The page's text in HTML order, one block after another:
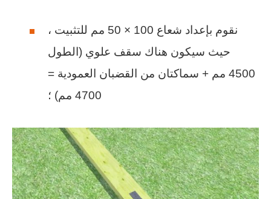
نقوم بإعداد شعاع 100 × 50 مم للتثبيت ،
حيث سيكون هناك سقف علوي (الطول
4500 مم + سماكتان من القضبان العمودية =
4700 مم) ؛